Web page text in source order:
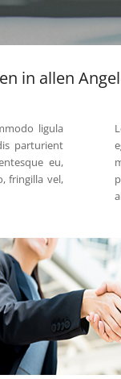
in allen
ligula
parturient
eu,
fringilla vel,